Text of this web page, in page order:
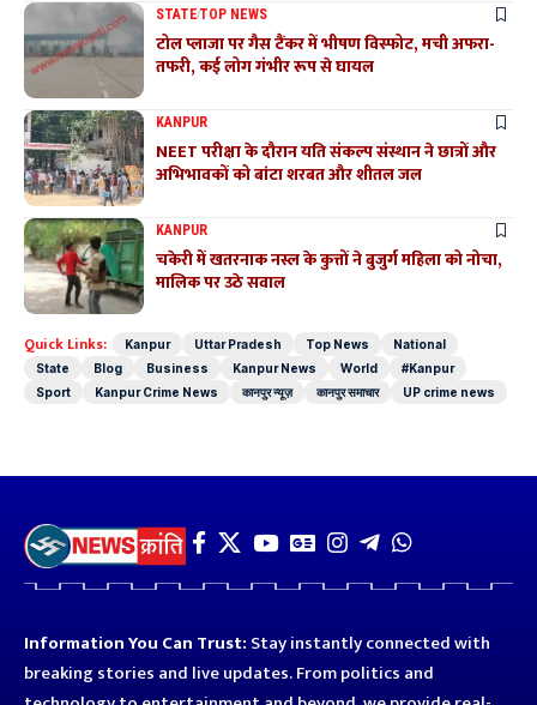
STATETOP NEWS
टोल प्लाजा पर गैस टैंकर में भीषण विस्फोट, मची अफरा-
तफरी, कई लोग गंभीर रूप से घायल
KANPUR
NEET परीक्षा के दौरान यति संकल्प संस्थान ने छात्रों और
अभिभावकों को बांटा शरबत और शीतल जल
KANPUR
चकेरी में खतरनाक नस्ल के कुत्तों ने बुजुर्ग महिला को नोचा,
मालिक पर उठे सवाल
Quick Links: Kanpur Uttar Pradesh Top News
National
State
Blog Business Kanpur News World
#Kanpur
Sport
Kanpur Crime News कानपुर न्यूज़ कानपुर समाचार UP crime news
Information You Can Trust: Stay instantly connected with
breaking stories and live updates. From politics and